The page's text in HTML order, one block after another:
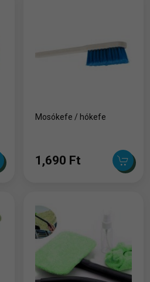
Mosókefe / hókefe
1,690 Ft